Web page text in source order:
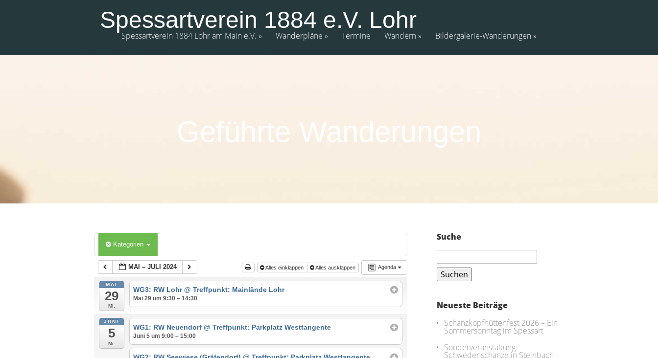
Spessartverein 1884 e.V. Lohr
Spessartverein 1884 Lohr am Main e.V. Wanderpläne Termine Wandern Bildergalerie-Wanderungen
Geführte Wanderungen
Kategorien
Agenda
MAI – JULI 2024 Alles einklappen Alles ausklappen
MAI
29
Mi.
WG3: RW Lohr@ Treffpunkt: Mainlände Lohr
Mai 29 um 9:30 – 14:30
JUNI
5
Mi.
WG1: RW Neuendorf@ Treffpunkt: Parkplatz Westtangente
Juni 5 um 9:00 – 15:00
Suche
Suchen
Neueste Beiträge
Schanzkopfhüttenfest 2026 – Ein
Sommersonntag im Spessart
Sonderveranstaltung
Schwedenschanze in Steinbach